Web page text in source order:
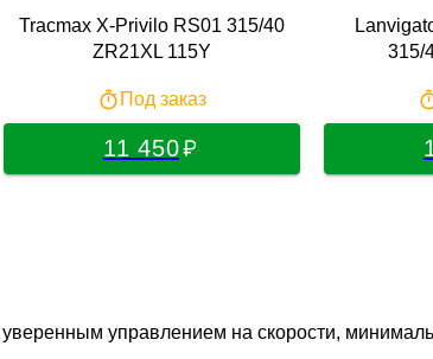
Tracmax X-Privilo RS01 315/40
ZR21XL 115Y
Под заказ
11 450
315/
управлением на скорости,